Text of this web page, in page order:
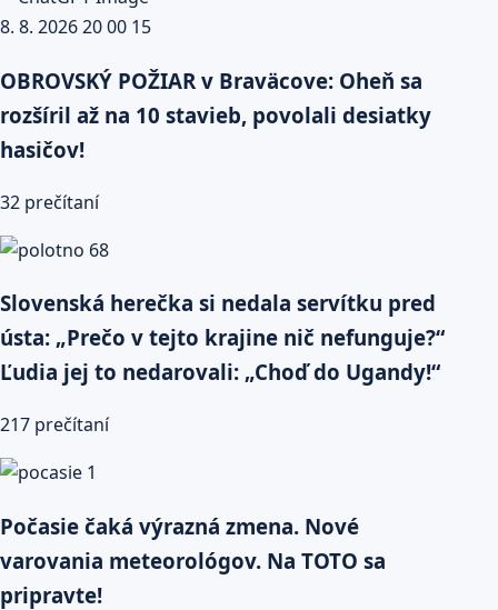
OBROVSKÝ POŽIAR v Braväcove: Oheň sa
rozšíril až na 10 stavieb, povolali desiatky
hasičov!
32 prečítaní
Slovenská herečka si nedala servítku pred
ústa: „Prečo v tejto krajine nič nefunguje?“
Ľudia jej to nedarovali: „Choď do Ugandy!“
217 prečítaní
Počasie čaká výrazná zmena. Nové
varovania meteorológov. Na TOTO sa
pripravte!